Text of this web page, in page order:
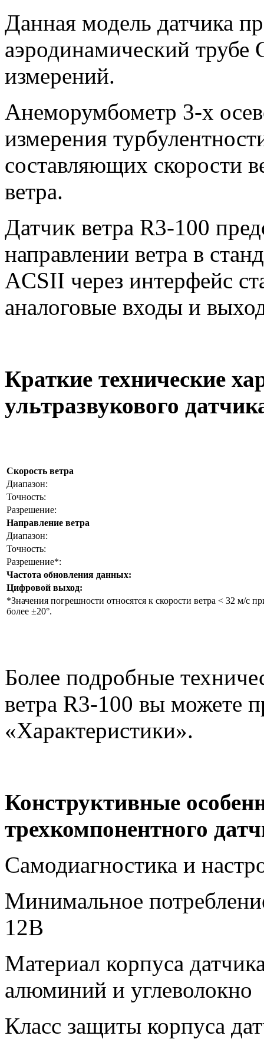
Данная модель датчика
аэродинамический трубе
измерений.
Анеморумбометр 3-х
измерения
составляющих скорости
ветра.
Датчик ветра R3-100
направлении ветра в
ACSII через интерфейс
аналоговые входы и
Краткие технические
ультразвукового
Скорость ветра
Диапазон:
Точность:
Разрешение:
Направление ветра
Диапазон:
Точность:
Разрешение*:
Частота обновления данных:
Цифровой выход:
*Значения погрешности относятся к скорости ветра < 32 м/с
более ±20°.
Более подробные
ветра R3-100 вы можете
«Характеристики».
Конструктивные
трехкомпонентного
Самодиагностика и
Минимальное
12В
Материал корпуса
алюминий и углеволокно
Класс защиты корпуса